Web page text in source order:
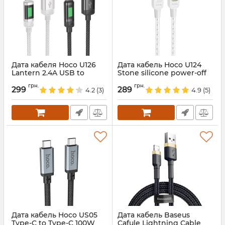
Дата кабеля Hoco U126
Lantern 2.4A USB to
Артикул: 69081
299 грн.
4.2 (3)
Дата кабель Hoco U124
Stone silicone power-off
(1.2m) Gray
Артикул:68367
289 грн.
4.9 (5)
Дата кабель Hoco US05
Type-C to Type-C 100W
Дата кабель Baseus
Cafule Lightning Cable